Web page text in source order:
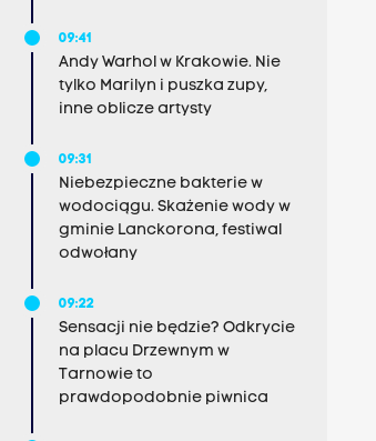
09:41
Andy Warhol w Krakowie. Nie
tylko Marilyn i puszka zupy,
inne oblicze artysty
09:31
Niebezpieczne bakterie w
wodociągu. Skażenie wody w
gminie Lanckorona, festiwal
odwołany
09:22
Sensacji nie będzie? Odkrycie
na placu Drzewnym w
Tarnowie to
prawdopodobnie piwnica